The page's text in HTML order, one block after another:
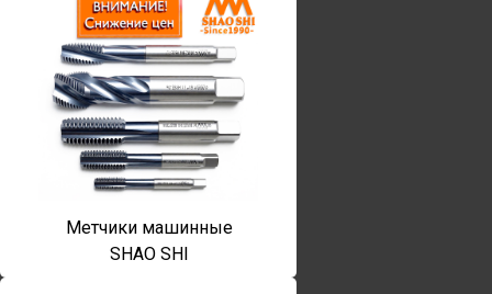
Метчики машинные
SHAO SHI